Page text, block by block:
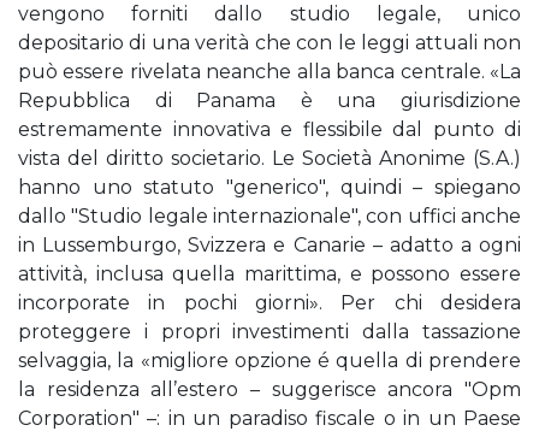
vengono forniti dallo studio legale, unico
depositario di una verità che con le leggi attuali non
può essere rivelata neanche alla banca centrale. «La
Repubblica di Panama è una giurisdizione
estremamente innovativa e flessibile dal punto di
vista del diritto societario. Le Società Anonime (S.A.)
hanno uno statuto "generico", quindi – spiegano
dallo "Studio legale internazionale", con uffici anche
in Lussemburgo, Svizzera e Canarie – adatto a ogni
attività, inclusa quella marittima, e possono essere
incorporate in pochi giorni». Per chi desidera
proteggere i propri investimenti dalla tassazione
selvaggia, la «migliore opzione é quella di prendere
la residenza all’estero – suggerisce ancora "Opm
Corporation" –: in un paradiso fiscale o in un Paese